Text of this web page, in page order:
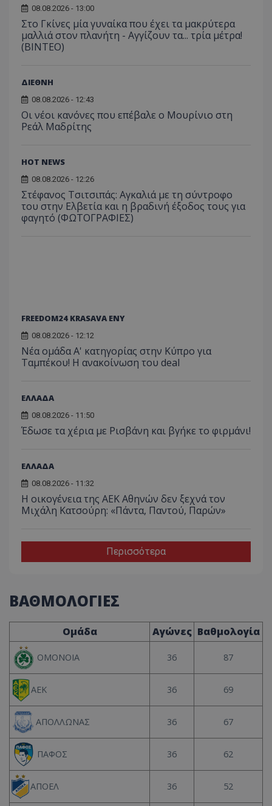
08.08.2026 - 13:00
Στο Γκίνες μία γυναίκα που έχει τα μακρύτερα
μαλλιά στον πλανήτη - Αγγίζουν τα... τρία μέτρα!
(ΒΙΝΤΕΟ)
ΔΙΕΘΝΗ
08.08.2026 - 12:43
Οι νέοι κανόνες που επέβαλε ο Μουρίνιο στη
Ρεάλ Μαδρίτης
HOT NEWS
08.08.2026 - 12:26
Στέφανος Τσιτσιπάς: Αγκαλιά με τη σύντροφο
του στην Ελβετία και η βραδινή έξοδος τους για
φαγητό (ΦΩΤΟΓΡΑΦΙΕΣ)
FREEDOM24 KRASAVA ΕΝΥ
08.08.2026 - 12:12
Νέα ομάδα Α' κατηγορίας στην Κύπρο για
Ταμπέκου! Η ανακοίνωση του deal
ΕΛΛΑΔΑ
08.08.2026 - 11:50
Έδωσε τα χέρια με Ρισβάνη και βγήκε το φιρμάνι!
ΕΛΛΑΔΑ
08.08.2026 - 11:32
Η οικογένεια της ΑΕΚ Αθηνών δεν ξεχνά τον
Μιχάλη Κατσούρη: «Πάντα, Παντού, Παρών»
Περισσότερα
ΒΑΘΜΟΛΟΓΙΕΣ
Ομάδα Αγώνες Βαθμολογία
ΟΜΟΝΟΙΑ 36 87
ΑΕΚ 36 69
ΑΠΟΛΛΩΝΑΣ 36 67
ΠΑΦΟΣ 36 62
ΑΠΟΕΛ 36 52